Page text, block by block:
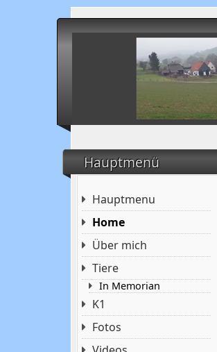
Hauptmenü
Hauptmenu
Home
Über mich
Tiere
In Memorian
K1
Fotos